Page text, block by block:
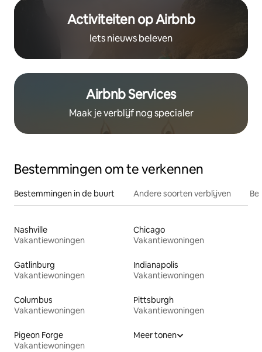
Activiteiten op Airbnb
Iets nieuws beleven
Airbnb Services
Maak je verblijf nog specialer
Bestemmingen om te verkennen
Bestemmingen in de buurt Andere soorten verblijven
Nashville
Vakantiewoningen
Chicago
Vakantiewoningen
Gatlinburg
Vakantiewoningen
Indianapolis
Vakantiewoningen
Columbus
Vakantiewoningen
Pittsburgh
Vakantiewoningen
Pigeon Forge
Vakantiewoningen
Meer tonen